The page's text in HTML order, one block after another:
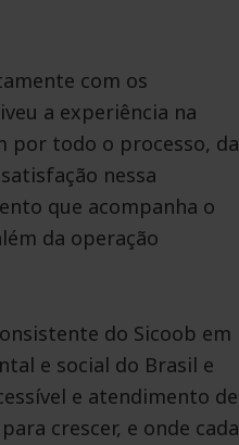
com os
a experiência na
por todo o processo, da
nessa
que acompanha o
da operação
do Sicoob em
e social do Brasil e
e atendimento de
crescer, e onde cada